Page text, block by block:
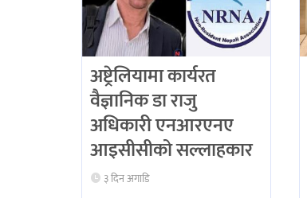
अष्ट्रेलियामा कार्यरत
वैज्ञानिक डा राजु
अधिकारी एनआरएनए
आइसीसीको सल्लाहकार
३ दिन अगाडि